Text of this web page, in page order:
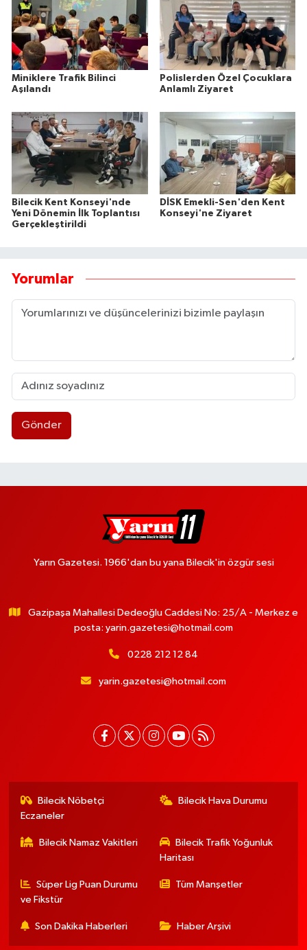
Miniklere Trafik Bilinci
Aşılandı
Polislerden Özel Çocuklara
Anlamlı Ziyaret
Bilecik Kent Konseyi'nde
Yeni Dönemin İlk Toplantısı
Gerçekleştirildi
DİSK Emekli-Sen'den Kent
Konseyi'ne Ziyaret
Yorumlar
Gönder
Yarın Gazetesi. 1966'dan bu yana Bilecik'in özgür sesi
Gazipaşa Mahallesi Dedeoğlu Caddesi No: 25/A - Merkez e
posta: yarin.gazetesi@hotmail.com
0228 212 12 84
yarin.gazetesi@hotmail.com
Bilecik Nöbetçi
Eczaneler
Bilecik Hava Durumu
Bilecik Namaz Vakitleri
Bilecik Trafik Yoğunluk
Haritası
Süper Lig Puan Durumu
ve Fikstür
Tüm Manşetler
Son Dakika Haberleri Haber Arşivi